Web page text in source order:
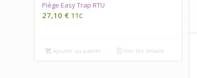
Piège Easy Trap RTU
27,10 € TTC
Ajouter au panier Voir les détails